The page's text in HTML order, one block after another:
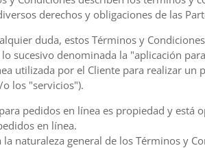
derechos y obligaciones de las
duda, estos Términos y
sucesivo denominada la "aplicación
utilizada por el Cliente para realizar
los "servicios").
pedidos en línea es propiedad y está
en línea.
la naturaleza general de los Términos y